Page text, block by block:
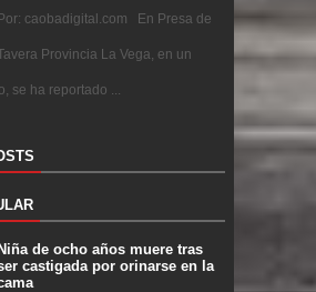
caobadigital.com En Presa de
Provincia La Vega, en un
se ha reportado ...
de ocho años muere tras
castigada por orinarse en la